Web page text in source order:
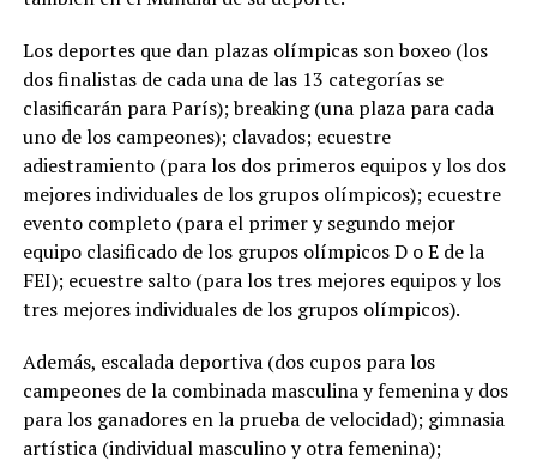
Los deportes que dan plazas olímpicas son boxeo (los
dos finalistas de cada una de las 13 categorías se
clasificarán para París); breaking (una plaza para cada
uno de los campeones); clavados; ecuestre
adiestramiento (para los dos primeros equipos y los dos
mejores individuales de los grupos olímpicos); ecuestre
evento completo (para el primer y segundo mejor
equipo clasificado de los grupos olímpicos D o E de la
FEI); ecuestre salto (para los tres mejores equipos y los
tres mejores individuales de los grupos olímpicos).
Además, escalada deportiva (dos cupos para los
campeones de la combinada masculina y femenina y dos
para los ganadores en la prueba de velocidad); gimnasia
artística (individual masculino y otra femenina);